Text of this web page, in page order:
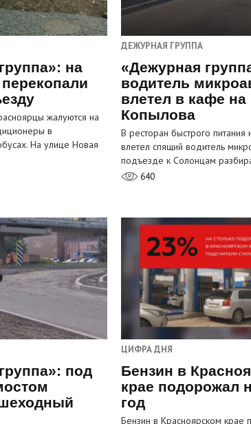
на
жалуются на
в
На улице Новая
ДЕЖУРНАЯ ГРУППА
«Дежурная
водитель
влетел в кафе на
Копылова
В ресторан быстрого питания
влетел спящий водитель
подъезде к Солонцам
640
под
ЦИФРА ДНЯ
Бензин в
крае подорожал
год
Бензин в Красноярском крае